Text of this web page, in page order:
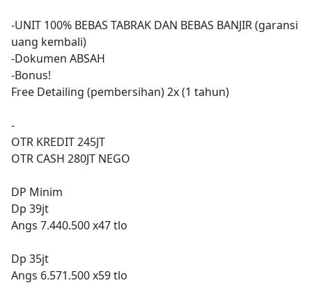
-UNIT 100% BEBAS TABRAK DAN BEBAS BANJIR (garansi
uang kembali)
-Dokumen ABSAH
-Bonus!
Free Detailing (pembersihan) 2x (1 tahun)
-
OTR KREDIT 245JT
OTR CASH 280JT NEGO
DP Minim
Dp 39jt
Angs 7.440.500 x47 tlo
Dp 35jt
Angs 6.571.500 x59 tlo